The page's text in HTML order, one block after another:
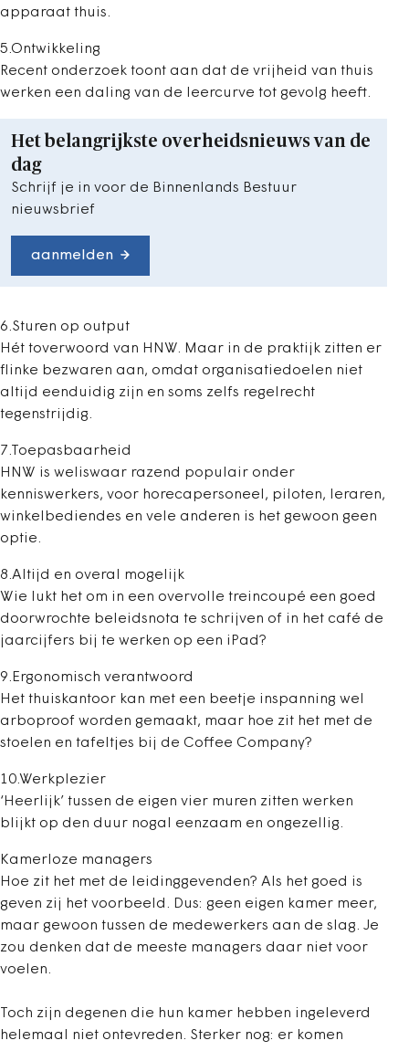
apparaat thuis.
5.Ontwikkeling
Recent onderzoek toont aan dat de vrijheid van thuis
werken een daling van de leercurve tot gevolg heeft.
Het belangrijkste overheidsnieuws van de
dag
Schrijf je in voor de Binnenlands Bestuur
nieuwsbrief
aanmelden
6.Sturen op output
Hét toverwoord van HNW. Maar in de praktijk zitten er
flinke bezwaren aan, omdat organisatiedoelen niet
altijd eenduidig zijn en soms zelfs regelrecht
tegenstrijdig.
7.Toepasbaarheid
HNW is weliswaar razend populair onder
kenniswerkers, voor horecapersoneel, piloten, leraren,
winkelbediendes en vele anderen is het gewoon geen
optie.
8.Altijd en overal mogelijk
Wie lukt het om in een overvolle treincoupé een goed
doorwrochte beleidsnota te schrijven of in het café de
jaarcijfers bij te werken op een iPad?
9.Ergonomisch verantwoord
Het thuiskantoor kan met een beetje inspanning wel
arboproof worden gemaakt, maar hoe zit het met de
stoelen en tafeltjes bij de Coffee Company?
10.Werkplezier
‘Heerlijk’ tussen de eigen vier muren zitten werken
blijkt op den duur nogal eenzaam en ongezellig.
Kamerloze managers
Hoe zit het met de leidinggevenden? Als het goed is
geven zij het voorbeeld. Dus: geen eigen kamer meer,
maar gewoon tussen de medewerkers aan de slag. Je
zou denken dat de meeste managers daar niet voor
voelen.
Toch zijn degenen die hun kamer hebben ingeleverd
helemaal niet ontevreden. Sterker nog: er komen